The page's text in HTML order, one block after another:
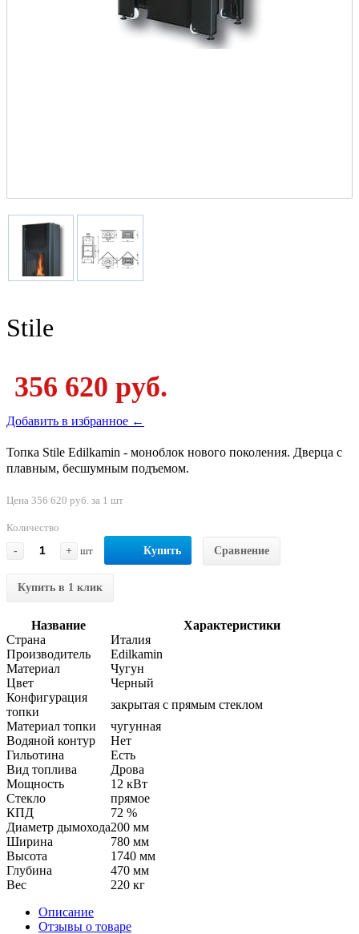
Stile
356 620 руб.
Добавить в избранное ←
Топка Stile Edilkamin - моноблок нового поколения. Дверца с
плавным, бесшумным подъемом.
Цена 356 620 руб. за 1 шт
Количество
-
+ шт Купить Сравнение
Купить в 1 клик
Название
Характеристики
Страна
Италия
Производитель
Edilkamin
Материал
Чугун
Цвет
Черный
Конфигурация
топки
закрытая с прямым стеклом
Материал топки
чугунная
Водяной контур
Нет
Гильотина
Есть
Вид топлива
Дрова
Мощность
12 кВт
Стекло
прямое
КПД
72 %
Диаметр дымохода200 мм
Ширина
780 мм
Высота
1740 мм
Глубина
470 мм
Вес
220 кг
Описание
Отзывы о товаре